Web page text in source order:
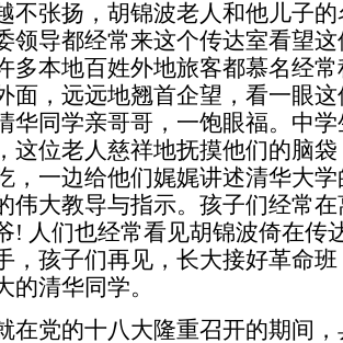
不张扬，胡锦波老人和他儿子
领导都经常来这个传达室看望
多本地百姓外地旅客都慕名经
面，远远地翘首企望，看一眼
华同学亲哥哥，一饱眼福。中
这位老人慈祥地抚摸他们的脑
，一边给他们娓娓讲述清华大
伟大教导与指示。孩子们经常
! 人们也经常看见胡锦波倚在传
，孩子们再见，长大接好革命
的清华同学。
在党的十八大隆重召开的期间